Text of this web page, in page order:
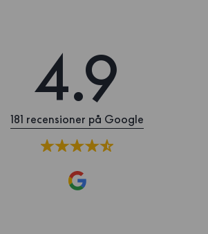
4.9
181 recensioner på Google